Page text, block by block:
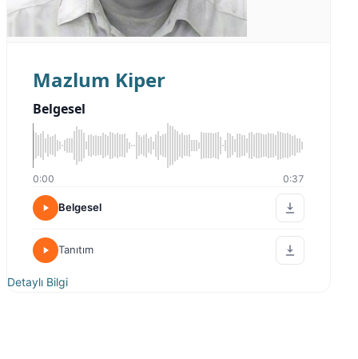
Mazlum Kiper
Belgesel
0:00 0:37
Belgesel
Tanıtım
Detaylı Bilgi